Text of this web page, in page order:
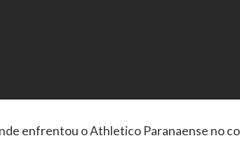
enfrentou o Athletico Paranaense no